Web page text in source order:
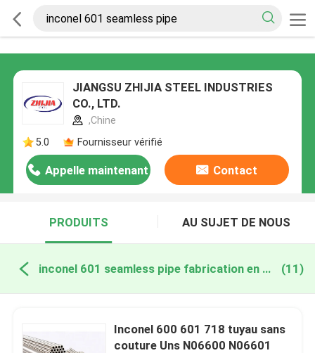
JIANGSU ZHIJIA STEEL INDUSTRIES
CO., LTD.
,Chine
5.0
Fournisseur vérifié
Appelle maintenant Contact
PRODUITS AU SUJET DE NOUS
inconel 601 seamless pipe fabrication en ligne (11)
Inconel 600 601 718 tuyau sans
couture Uns N06600 N06601